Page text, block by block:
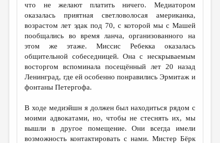
что не желают платить ничего. Медиатором
оказалась приятная светловолосая американка,
возрастом лет эдак под 70, с которой мы с Машей
пообщались во время ланча, организованного на
этом же этаже. Миссис Ребекка оказалась
общительной собеседницей. Она с нескрываемым
восторгом вспоминала посещённый лет 20 назад
Ленинград, где ей особенно понравились Эрмитаж и
фонтаны Петергофа.
В ходе медиэйшн я должен был находиться рядом с
моими адвокатами, но, чтобы не стеснять их, мы
вышли в другое помещение. Они всегда имели
возможность контактировать с нами. Мистер Бёрк